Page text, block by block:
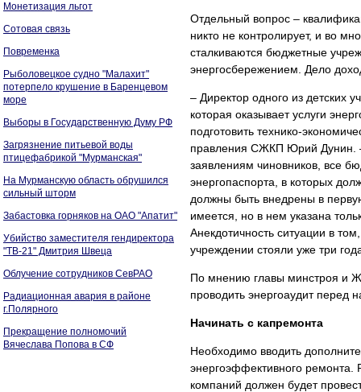
Монетизация льгот
Сотовая связь
Повременка
Рыболовецкое судно "Малахит"
потерпело крушение в Баренцевом
море
Выборы в Государственную Думу РФ
Загрязнение питьевой воды
птицефабрикой "Мурманская"
На Мурманскую область обрушился
сильный шторм
Забастовка горняков на ОАО "Апатит"
Убийство заместителя гендиректора
"ТВ-21" Дмитрия Швеца
Облучение сотрудников СевРАО
Радиационная авария в районе
г.Полярного
Прекращение полномочий
Вячеслава Попова в СФ
Отдельный вопрос –
никто не контролирует, и во
сталкиваются бюджетные
энергосбережением. Дело
– Директор одного из детских
которая оказывает услуги
подготовить технико-
правления СЖКП Юрий Дунин. –
заявлениям чиновников, все
энергопаспорта, в которых
должны быть внедрены в
имеется, но в нем указана
Анекдотичность ситуации в
учреждении стояли уже три
По мнению главы минстроя и
проводить энергоаудит перед
Начинать с капремонта
Необходимо вводить
энергоэффективного ремонта.
компаний должен будет